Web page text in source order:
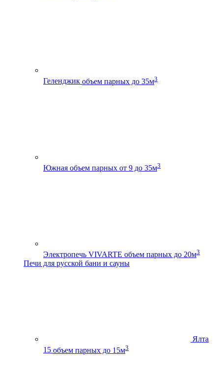
Геленджик объем парных до 35м3
Южная объем парных от 9 до 35м3
Электропечь VIVARTE объем парных до 20м3
Печи для русской бани и сауны
Ялта
15 объем парных до 15м3